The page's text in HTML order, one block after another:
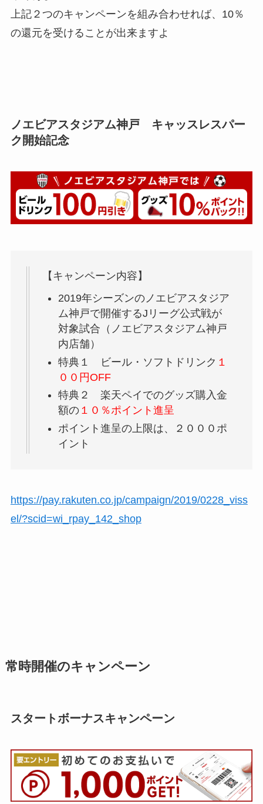
上記２つのキャンペーンを組み合わせれば、10％
の還元を受けることが出来ますよ
ノエビアスタジアム神戸 キャッスレスパー
ク開始記念
【キャンペーン内容】
2019年シーズンのノエビアスタジア
ム神戸で開催するJリーグ公式戦が
対象試合（ノエビアスタジアム神戸
内店舗）
特典１ ビール・ソフトドリンク １
００円OFF
特典２ 楽天ペイでのグッズ購入金
額の１０％ポイント進呈
ポイント進呈の上限は、２０００ポ
イント
https://pay.rakuten.co.jp/campaign/2019/0228_viss
el/?scid=wi_rpay_142_shop
常時開催のキャンペーン
スタートボーナスキャンペーン